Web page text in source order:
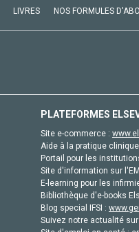
LIVRES NOS FORMULES
PLATEFORMES
Site e-commerce :
Aide à la pratique
Portail pour les
Site d'information sur
E-learning pour les
Bibliothèque d'e-books
Blog special IFSI :
Suivez notre actualité